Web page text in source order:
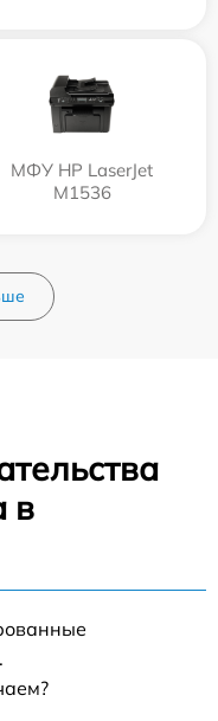
МФУ HP LaserJet
M1536
в